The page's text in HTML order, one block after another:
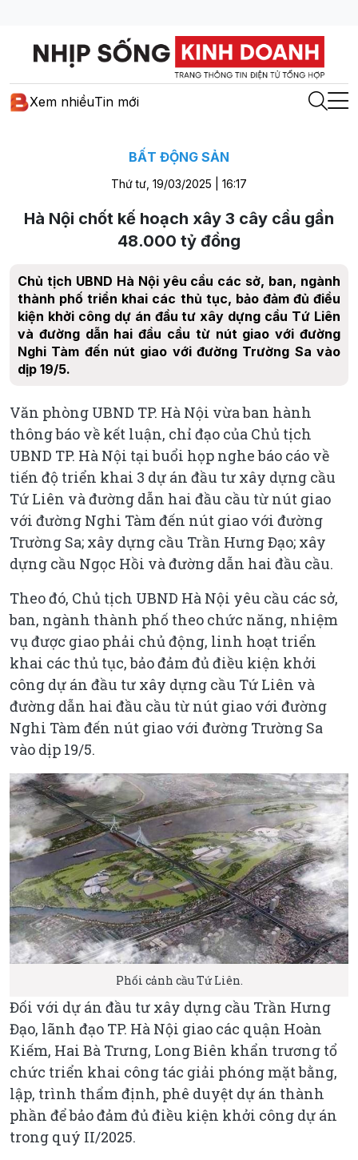
Xem nhiềuTin mới
BẤT ĐỘNG SẢN
Thứ tư, 19/03/2025 | 16:17
Hà Nội chốt kế hoạch xây 3 cây cầu gần
48.000 tỷ đồng
Chủ tịch UBND Hà Nội yêu cầu các sở, ban, ngành
thành phố triển khai các thủ tục, bảo đảm đủ điều
kiện khởi công dự án đầu tư xây dựng cầu Tứ Liên
và đường dẫn hai đầu cầu từ nút giao với đường
Nghi Tàm đến nút giao với đường Trường Sa vào
dịp 19/5.
Văn phòng UBND TP. Hà Nội vừa ban hành
thông báo về kết luận, chỉ đạo của Chủ tịch
UBND TP. Hà Nội tại buổi họp nghe báo cáo về
tiến độ triển khai 3 dự án đầu tư xây dựng cầu
Tứ Liên và đường dẫn hai đầu cầu từ nút giao
với đường Nghi Tàm đến nút giao với đường
Trường Sa; xây dựng cầu Trần Hưng Đạo; xây
dựng cầu Ngọc Hồi và đường dẫn hai đầu cầu.
Theo đó, Chủ tịch UBND Hà Nội yêu cầu các sở,
ban, ngành thành phố theo chức năng, nhiệm
vụ được giao phải chủ động, linh hoạt triển
khai các thủ tục, bảo đảm đủ điều kiện khởi
công dự án đầu tư xây dựng cầu Tứ Liên và
đường dẫn hai đầu cầu từ nút giao với đường
Nghi Tàm đến nút giao với đường Trường Sa
vào dịp 19/5.
Phối cảnh cầu Tứ Liên.
Đối với dự án đầu tư xây dựng cầu Trần Hưng
Đạo, lãnh đạo TP. Hà Nội giao các quận Hoàn
Kiếm, Hai Bà Trưng, Long Biên khẩn trương tổ
chức triển khai công tác giải phóng mặt bằng,
lập, trình thẩm định, phê duyệt dự án thành
phần để bảo đảm đủ điều kiện khởi công dự án
trong quý II/2025.